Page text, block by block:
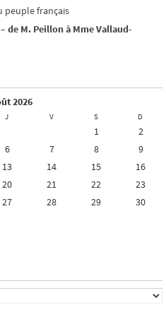
peuple français
de M. Peillon à Mme Vallaud-
2026
J V S D
1
2
6 7 8
9
13 14 15
16
20 21 22
23
27 28 29
30